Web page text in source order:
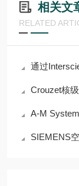
相关文
RELATED
通过
Crouzet核
A-M System
SIEMENS